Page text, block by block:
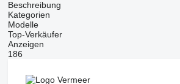
Beschreibung
Kategorien
Modelle
Top-Verkäufer
Anzeigen
186